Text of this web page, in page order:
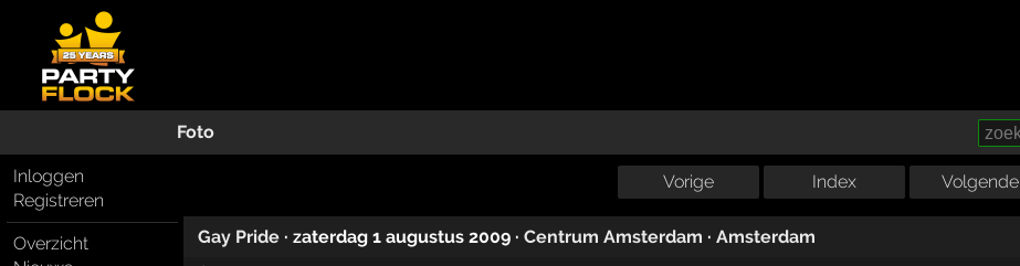
Foto
Inloggen
Registreren
Overzicht
Vorige Index Volgende
Gay Pride · zaterdag 1 augustus 2009 · Centrum Amsterdam · Amsterdam